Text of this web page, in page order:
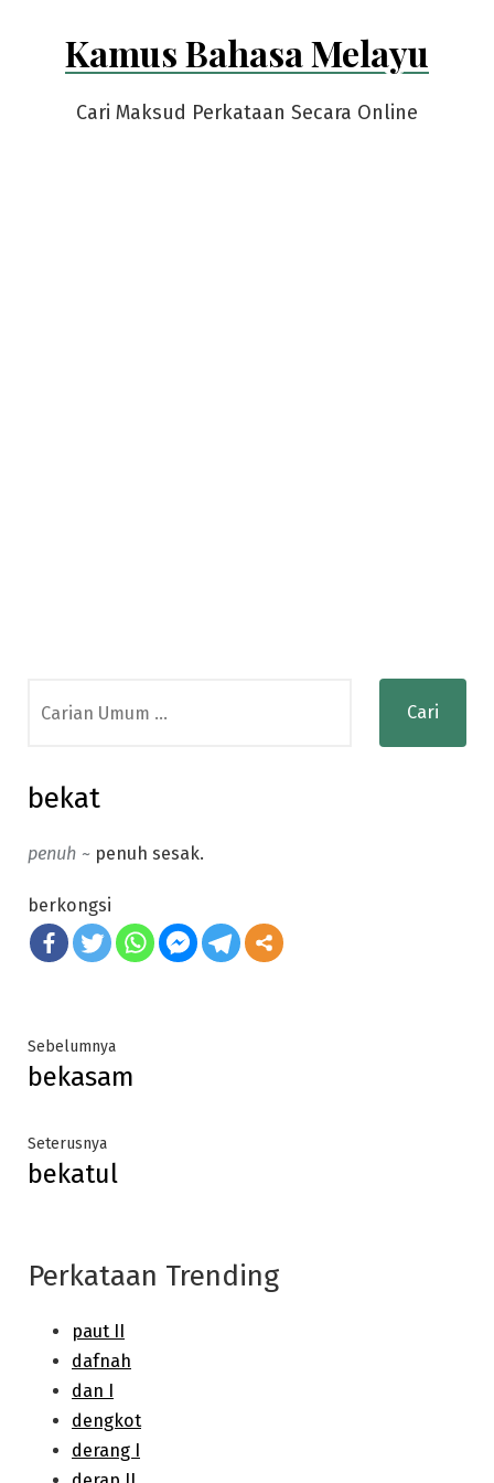
Kamus Bahasa Melayu
Cari Maksud Perkataan Secara Online
for:
bekat
penuh ~ penuh sesak.
berkongsi
Post
navigation
SebelumnyaPrevious
post:
bekasam
SeterusnyaNext
post:
bekatul
Perkataan Trending